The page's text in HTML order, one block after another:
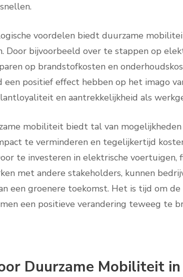
voordelen biedt duurzame
Door bijvoorbeeld over te stappen op
op brandstofkosten en
een positief effect hebben op het imago
en aantrekkelijkheid als
mobiliteit biedt tal van
te verminderen en tegelijkertijd
te investeren in elektrische voertuigen,
met andere stakeholders, kunnen
een groenere toekomst. Het is tijd om
een positieve verandering teweeg te
Duurzame Mobiliteit